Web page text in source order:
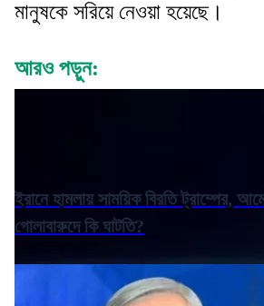
মানুষকে সরিয়ে নেওয়া হয়েছে।
আরও পড়ুন:
ইরানে হামলায় সাময়িক বিরতি ট্রাম্পের,
গোলাবারুদে কি ঘাটতি?